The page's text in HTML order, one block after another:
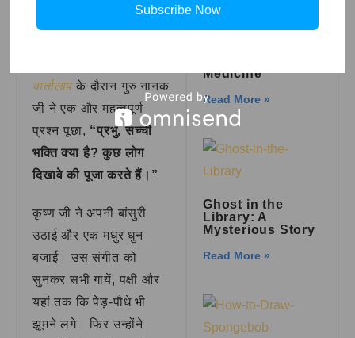
चाहिए। जो मिले उसमें
संतुष्ट रहना चाहिए।”
वार्तालापके दौरान गुरु नानक
जी ने एक और महत्वपूर्ण
प्रश्न पूछा, “प्रभु, सच्ची
भक्ति क्या है? कुछ लोग
दिखावे की पूजा करते हैं।”
कृष्ण जी ने अपनी बांसुरी
उठाई और एक मधुर धुन
बजाई। उस संगीत को
सुनकर सभी गायें, पक्षी और
यहां तक कि पेड़-पौधे भी
झूमने लगे। फिर उन्होंने
Medicine
Read More »
Ghost in the
Library: A
Mysterious Story
Read More »
Subscribe Now